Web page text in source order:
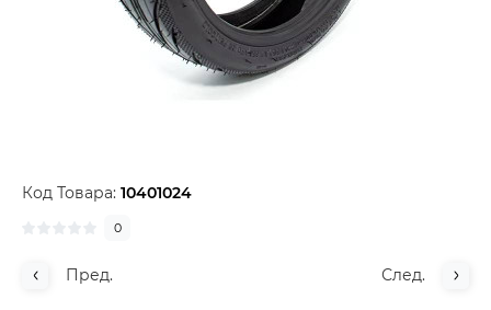
Код Товара: 10401024
0
Пред. След.